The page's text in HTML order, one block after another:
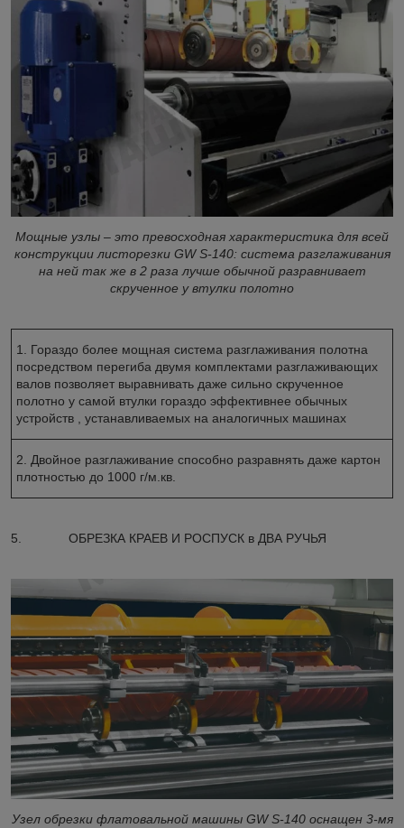
Мощные узлы – это превосходная характеристика для всей
конструкции листорезки GW S-140: система разглаживания
на ней так же в 2 раза лучше обычной разравнивает
скрученное у втулки полотно
1. Гораздо более мощная система разглаживания полотна
посредством перегиба двумя комплектами разглаживающих
валов позволяет выравнивать даже сильно скрученное
полотно у самой втулки гораздо эффективнее обычных
устройств , устанавливаемых на аналогичных машинах
2. Двойное разглаживание способно разравнять даже картон
плотностью до 1000 г/м.кв.
5. ОБРЕЗКА КРАЕВ И РОСПУСК в ДВА РУЧЬЯ
Узел обрезки флатовальной машины GW S-140 оснащен 3-мя